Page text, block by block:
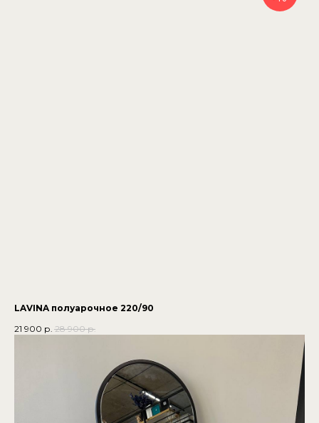
LAVINA полуарочное 220/90
21 900 р. 28 900 р.